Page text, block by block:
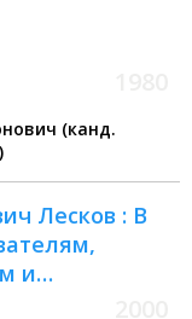
(канд.
Лесков : В
и